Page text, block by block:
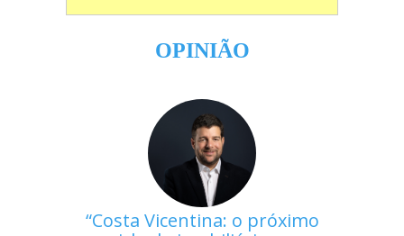
OPINIÃO
Costa Vicentina: o próximo